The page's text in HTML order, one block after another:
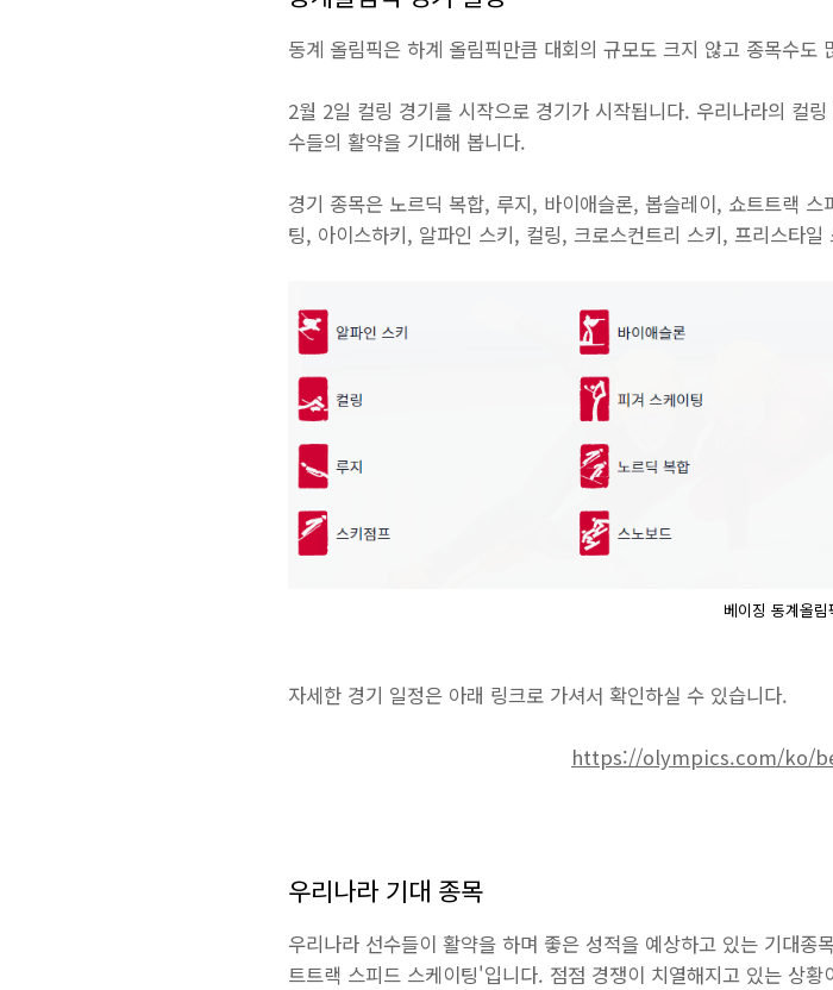
동계 올림픽은 하계 올림픽만큼 대회의 규모도 크지 않고 종목수
2월 2일 컬링 경기를 시작으로 경기가 시작됩니다. 우리나라의 컬
수들의 활약을 기대해 봅니다.
경기 종목은 노르딕 복합, 루지, 바이애슬론, 봅슬레이, 쇼트트랙
팅, 아이스하키, 알파인 스키, 컬링, 크로스컨트리 스키, 프리스타
베이징 동계올림
자세한 경기 일정은 아래 링크로 가셔서 확인하실 수 있습니다.
https://olympics.com/ko/
우리나라 기대 종목
우리나라 선수들이 활약을 하며 좋은 성적을 예상하고 있는 기대
트트랙 스피드 스케이팅'입니다. 점점 경쟁이 치열해지고 있는 상